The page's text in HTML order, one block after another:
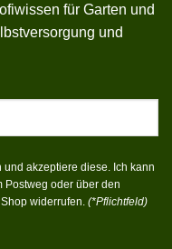
für Garten und
und
und akzeptiere diese. Ich kann
Postweg oder über den
Shop widerrufen. (*Pflichtfeld)